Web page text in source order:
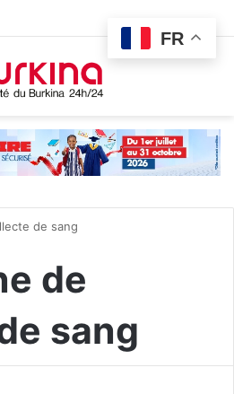
de sang
de
sang
FR